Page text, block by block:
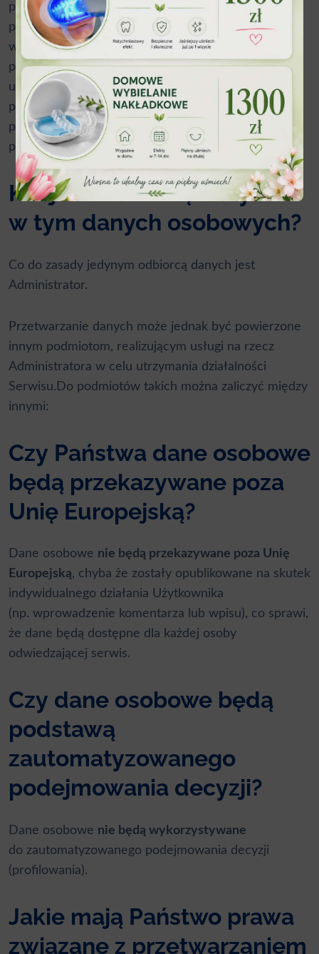
prawnie uzasadnionego interesu realizowanego
przez Administratora, okres ten może ulec
wydłużeniu. W takiej sytuacji Administrator będzie
przechowywał wskazane dane, od czasu żądania ich
usunięcia przez Użytkownika, nie dłużej niż
przez okres 3 lat w przypadku naruszenia lub
podejrzenia naruszenia zapisów regulaminu serwisu
przez osobę, której dane dotyczą.
Kto jest odbiorcą danych
w tym danych osobowych?
Co do zasady jedynym odbiorcą danych jest
Administrator.
Przetwarzanie danych może jednak być powierzone
innym podmiotom, realizującym usługi na rzecz
Administratora w celu utrzymania działalności
Serwisu.Do podmiotów takich można zaliczyć między
innymi:
Czy Państwa dane osobowe
będą przekazywane poza
Unię Europejską?
Dane osobowe nie będą przekazywane poza Unię
Europejską, chyba że zostały opublikowane na skutek
indywidualnego działania Użytkownika
(np. wprowadzenie komentarza lub wpisu), co sprawi,
że dane będą dostępne dla każdej osoby
odwiedzającej serwis.
Czy dane osobowe będą
podstawą
zautomatyzowanego
podejmowania decyzji?
Dane osobowe nie będą wykorzystywane
do zautomatyzowanego podejmowania decyzji
(profilowania).
Jakie mają Państwo prawa
związane z przetwarzaniem